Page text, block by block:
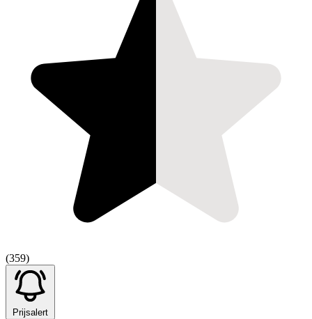
(359)
Prijsalert